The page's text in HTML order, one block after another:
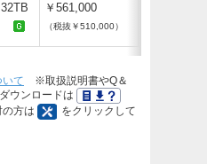
32TB ￥561,000
（税抜￥510,000）
て ※取扱説明書やQ＆
ウンロードは
方は
をクリックして